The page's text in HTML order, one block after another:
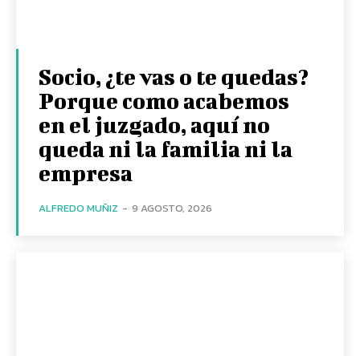
Socio, ¿te vas o te quedas?
Porque como acabemos
en el juzgado, aquí no
queda ni la familia ni la
empresa
ALFREDO MUÑIZ - 9 AGOSTO, 2026